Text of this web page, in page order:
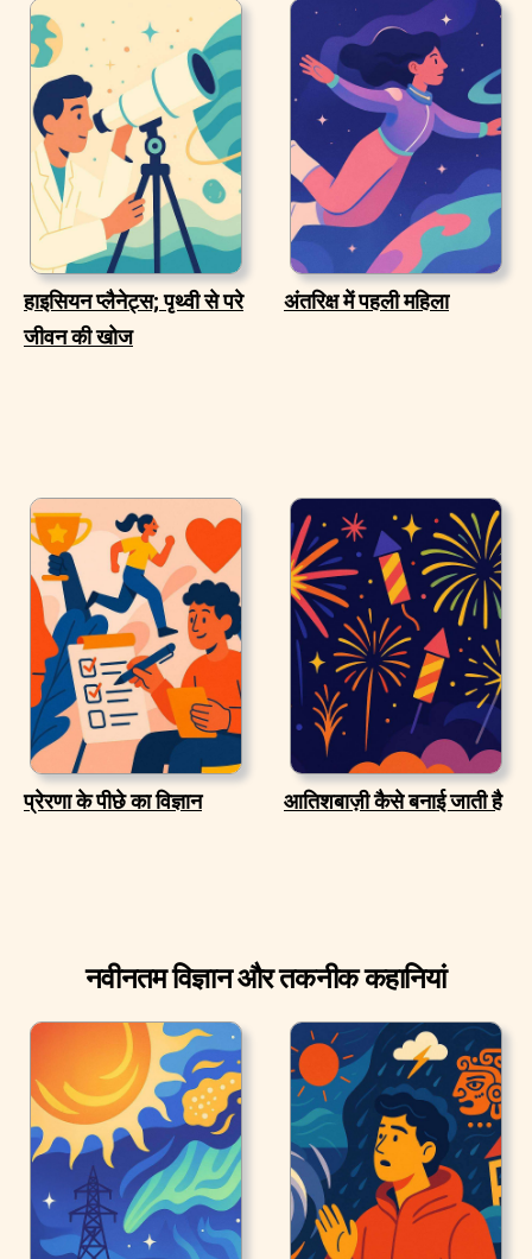
हाइसियन प्लैनेट्स; पृथ्वी से परे
जीवन की खोज
अंतरिक्ष में पहली महिला
प्रेरणा के पीछे का विज्ञान आतिशबाज़ी कैसे बनाई जाती है
नवीनतम विज्ञान और तकनीक कहानियां